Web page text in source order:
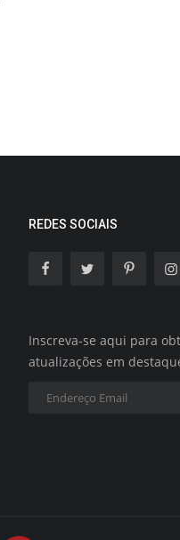
REDES SOCIAIS
Inscreva-se aqui para
atualizações em